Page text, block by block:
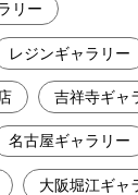
リー
レジンギャラリー
吉祥寺ギャ
名古屋ギャラリー
大阪堀江ギャ